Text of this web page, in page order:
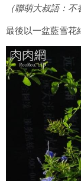
（聯萌大叔語：
最後以一盆藍雪花